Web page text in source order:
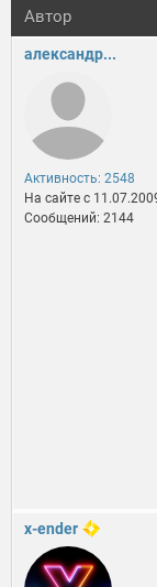
Автор
александр...
Активность: 2548
На сайте c
Сообщений: 2144
x-ender